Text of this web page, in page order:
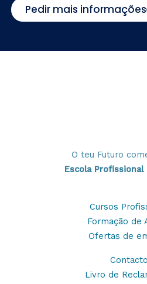
Pedir mais informações
O teu Futuro
Escola Profissional
Cursos
Formação de
Ofertas de
Livro de